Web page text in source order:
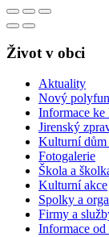
Život v obci
Aktuality
Nový
Informace ke
Jirenský
Kulturní dům
Fotogalerie
Škola a
Kulturní akce
Spolky a
Firmy a
Informace od